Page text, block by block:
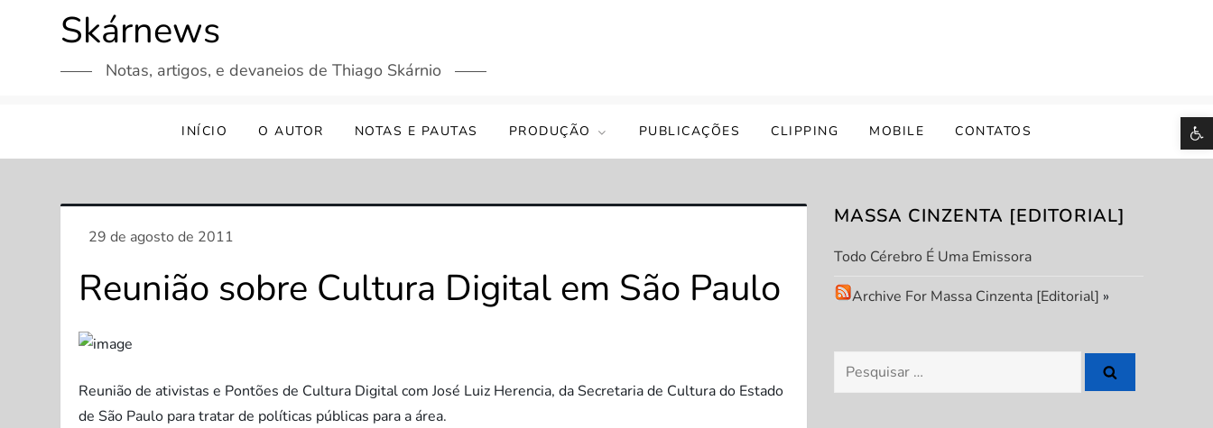
Skárnews
Notas, artigos, e devaneios de Thiago Skárnio
INÍCIO O AUTOR NOTAS E PAUTAS PRODUÇÃO PUBLICAÇÕES CLIPPING MOBILE CONTATOS
Reunião sobre Cultura Digital em São Paulo
Reunião de ativistas e Pontões de Cultura Digital com José Luiz Herencia, da Secretaria de Cultura do Estado
de São Paulo para tratar de políticas públicas para a área.
MASSA CINZENTA [EDITORIAL]
Todo Cérebro É Uma Emissora
Archive For Massa Cinzenta [Editorial] »
Pesquisar
por: